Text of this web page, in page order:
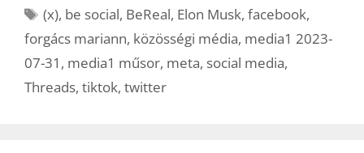
Címkék
(x), be social, BeReal, Elon Musk,facebook,
forgács mariann, közösségi média, media1 2023-
07-31 , media1 műsor, meta, social media,
Threads, tiktok, twitter